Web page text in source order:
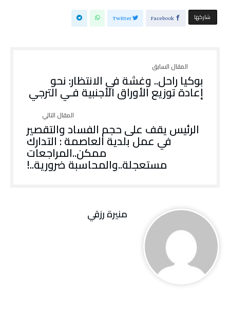
‫‫ شاركها‬ Facebook
Twitter
بوكيا راحل.. وغشة في الانتظار: نحو
إعادة توزيع الأوراق الأجنبية فـي الترجي
الرئيس يقف على حجم الفساد والتقصير
في عمل بلدية العاصمة : التدارك
ممكن..المراجعات
مستعجلة..والمحاسبة ضرورية..!
منيرة‭ ‬رزقي